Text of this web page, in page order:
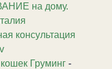
на дому.
консультация
Груминг -